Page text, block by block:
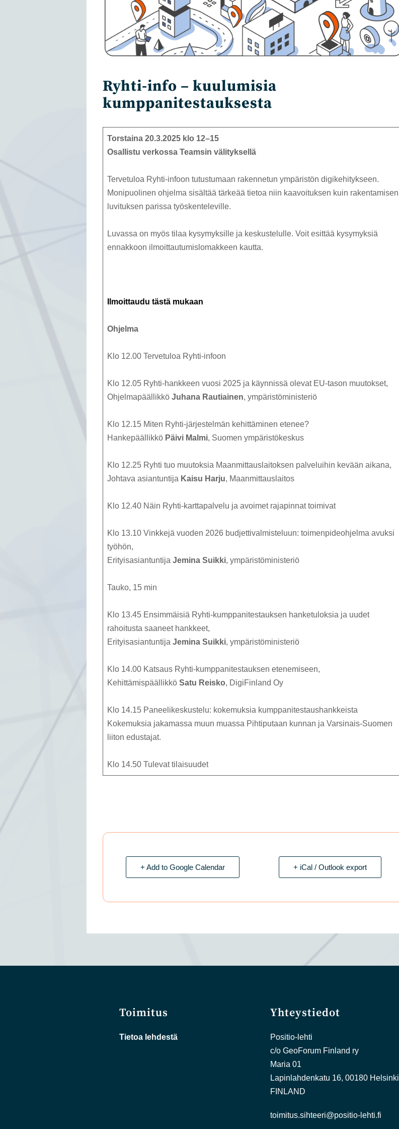
Ryhti-info – kuulumisia
kumppanitestauksesta
Torstaina 20.3.2025 klo 12–15
Osallistu verkossa Teamsin välityksellä
Tervetuloa Ryhti-infoon tutustumaan rakennetun ympäristön digikehitykseen.
Monipuolinen ohjelma sisältää tärkeää tietoa niin kaavoituksen kuin rakentamisen
luvituksen parissa työskenteleville.
Luvassa on myös tilaa kysymyksille ja keskustelulle. Voit esittää kysymyksiä
ennakkoon ilmoittautumislomakkeen kautta.
Ilmoittaudu tästä mukaan
Ohjelma
Klo 12.00 Tervetuloa Ryhti-infoon
Klo 12.05 Ryhti-hankkeen vuosi 2025 ja käynnissä olevat EU-tason muutokset,
Ohjelmapäällikkö Juhana Rautiainen, ympäristöministeriö
Klo 12.15 Miten Ryhti-järjestelmän kehittäminen etenee?
Hankepäällikkö Päivi Malmi, Suomen ympäristökeskus
Klo 12.25 Ryhti tuo muutoksia Maanmittauslaitoksen palveluihin kevään aikana,
Johtava asiantuntija Kaisu Harju, Maanmittauslaitos
Klo 12.40 Näin Ryhti-karttapalvelu ja avoimet rajapinnat toimivat
Klo 13.10 Vinkkejä vuoden 2026 budjettivalmisteluun: toimenpideohjelma avuksi
työhön,
Erityisasiantuntija Jemina Suikki, ympäristöministeriö
Tauko, 15 min
Klo 13.45 Ensimmäisiä Ryhti-kumppanitestauksen hanketuloksia ja uudet
rahoitusta saaneet hankkeet,
Erityisasiantuntija Jemina Suikki, ympäristöministeriö
Klo 14.00 Katsaus Ryhti-kumppanitestauksen etenemiseen,
Kehittämispäällikkö Satu Reisko, DigiFinland Oy
Klo 14.15 Paneelikeskustelu: kokemuksia kumppanitestaushankkeista
Kokemuksia jakamassa muun muassa Pihtiputaan kunnan ja Varsinais-Suomen
liiton edustajat.
Klo 14.50 Tulevat tilaisuudet
+ Add to Google Calendar + iCal / Outlook export
Toimitus
Tietoa lehdestä
Yhteystiedot
Positio-lehti
c/o GeoForum Finland ry
Maria 01
Lapinlahdenkatu 16, 00180 Helsinki
FINLAND
toimitus.sihteeri@positio-lehti.fi